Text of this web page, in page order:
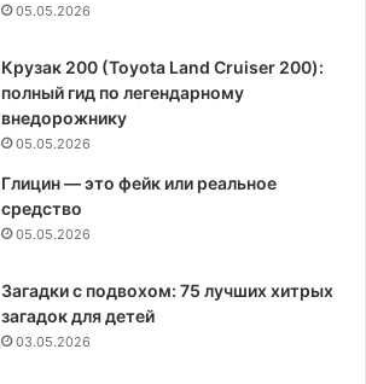
05.05.2026
Крузак 200 (Toyota Land Cruiser 200):
полный гид по легендарному
внедорожнику
05.05.2026
Глицин — это фейк или реальное
средство
05.05.2026
Загадки с подвохом: 75 лучших хитрых
загадок для детей
03.05.2026